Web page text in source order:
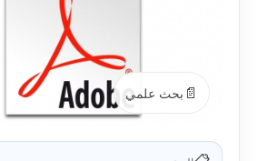
📄 بحث علمي